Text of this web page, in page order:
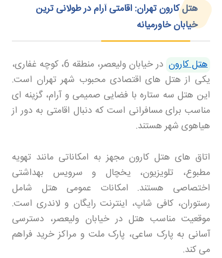
هتل کارون تهران: اقامتی آرام در طولانی‌ ترین
خیابان خاورمیانه
هتل کارون
در خیابان ولیعصر، منطقه 6، کوچه غفاری،
یکی از هتل های اقتصادی محبوب شهر تهران است.
این هتل سه ستاره با فضایی صمیمی و آرام، گزینه ای
مناسب برای مسافرانی است که دنبال اقامتی به دور از
هیاهوی شهر هستند.
اتاق های هتل کارون مجهز به امکاناتی مانند تهویه
مطبوع، تلویزیون، یخچال و سرویس بهداشتی
اختصاصی هستند. امکانات عمومی هتل شامل
رستوران، کافی شاپ، اینترنت رایگان و لاندری است.
موقعیت مناسب هتل در خیابان ولیعصر، دسترسی
آسانی به پارک ساعی، پارک ملت و مراکز خرید فراهم
می کند.